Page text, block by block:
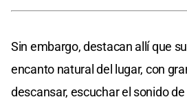
Sin embargo, destacan allí que
encanto natural del lugar, con
descansar, escuchar el sonido